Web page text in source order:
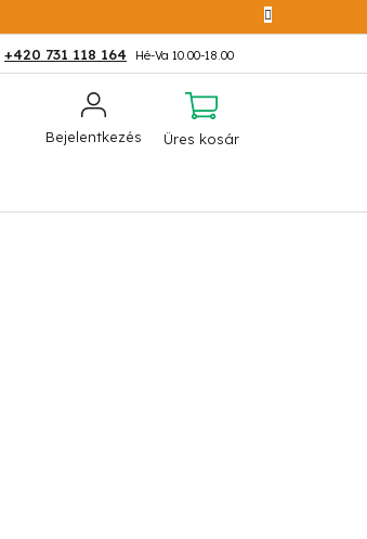
+420 731 118 164
Bejelentkezés KOSÁR
Üres kosár